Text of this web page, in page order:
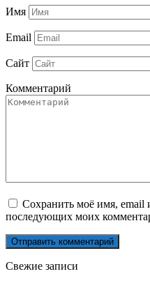
Имя
Email
Сайт
Комментарий
Сохранить моё имя, email
последующих моих
Свежие записи